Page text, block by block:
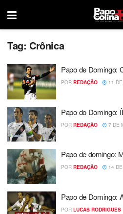
Tag: Crônica
Papo de Domingo:
POR REDAÇÃO 11
Papo do Domingo:
POR REDAÇÃO 7 DE
Papo de domingo:
POR REDAÇÃO 14
Papo de Domingo:
POR LUCAS RODRIGUES